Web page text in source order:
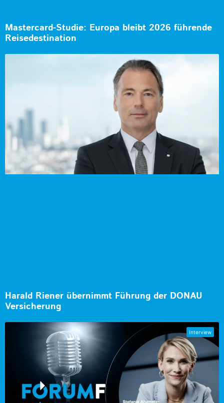
Mastercard-Studie: Europa bleibt 2026 führende
Reisedestination
Harald Riener übernimmt Führung der DONAU
Versicherung